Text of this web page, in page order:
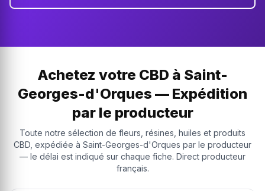
Achetez votre CBD à Saint-
Georges-d'Orques — Expédition
par le producteur
Toute notre sélection de fleurs, résines, huiles et produits
CBD, expédiée à Saint-Georges-d'Orques par le producteur
— le délai est indiqué sur chaque fiche. Direct producteur
français.